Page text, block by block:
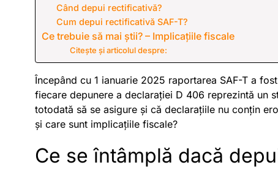
Când depui rectificativă?
Cum depui rectificativă SAF-T?
Ce trebuie să mai știi? – Implicațiile fiscale
Citește și articolul despre:
Începând cu 1 ianuarie 2025 raportarea SAF-T a
fiecare depunere a declarației D 406 reprezintă un
totodată să se asigure și că declarațiile nu conțin
și care sunt implicațiile fiscale?
Ce se întâmplă dacă